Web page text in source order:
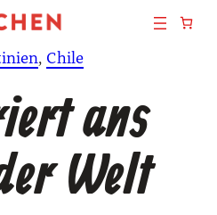
, Chile
ans
Welt